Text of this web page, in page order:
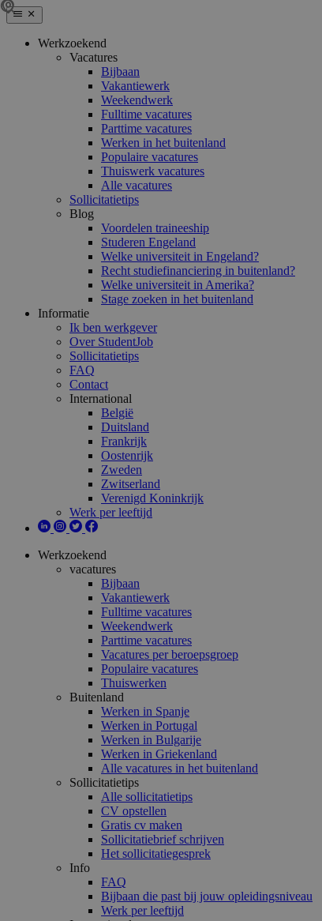
Werkzoekend
Vacatures
Bijbaan
Vakantiewerk
Weekendwerk
Fulltime vacatures
Parttime vacatures
Werken in het buitenland
Populaire vacatures
Thuiswerk vacatures
Alle vacatures
Sollicitatietips
Blog
Voordelen traineeship
Studeren Engeland
Welke universiteit in Engeland?
Recht studiefinanciering in buitenland?
Welke universiteit in Amerika?
Stage zoeken in het buitenland
Informatie
Ik ben werkgever
Over StudentJob
Sollicitatietips
FAQ
Contact
International
België
Duitsland
Frankrijk
Oostenrijk
Zweden
Zwitserland
Verenigd Koninkrijk
Werk per leeftijd
Werkzoekend
vacatures
Bijbaan
Vakantiewerk
Fulltime vacatures
Weekendwerk
Parttime vacatures
Vacatures per beroepsgroep
Populaire vacatures
Thuiswerken
Buitenland
Werken in Spanje
Werken in Portugal
Werken in Bulgarije
Werken in Griekenland
Alle vacatures in het buitenland
Sollicitatietips
Alle sollicitatietips
CV opstellen
Gratis cv maken
Sollicitatiebrief schrijven
Het sollicitatiegesprek
Info
FAQ
Bijbaan die past bij jouw opleidingsniveau
Werk per leeftijd